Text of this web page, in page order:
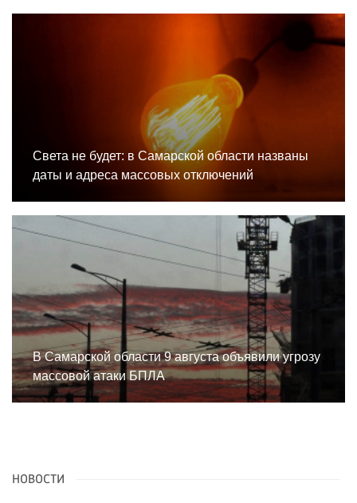
Света не будет: в Самарской области названы
даты и адреса массовых отключений
В Самарской области 9 августа объявили угрозу
массовой атаки БПЛА
НОВОСТИ